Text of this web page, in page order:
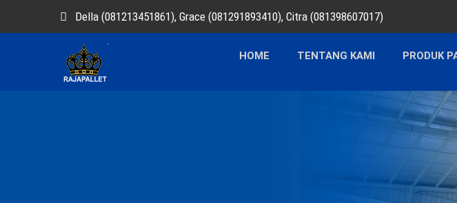
Della (081213451861), Grace (081291893410), Citra (081398607017)
HOME TENTANG KAMI PRODUK